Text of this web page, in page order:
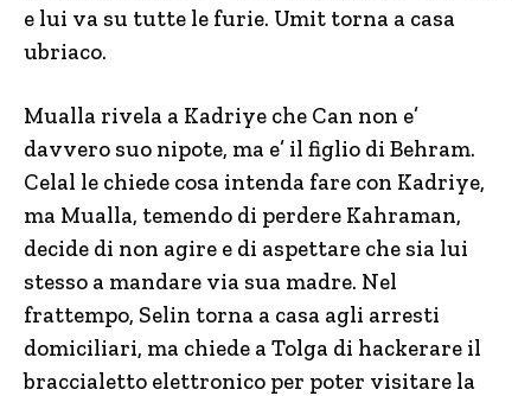
e lui va su tutte le furie. Umit torna a casa
ubriaco.
Mualla rivela a Kadriye che Can non e’
davvero suo nipote, ma e’ il figlio di Behram.
Celal le chiede cosa intenda fare con Kadriye,
ma Mualla, temendo di perdere Kahraman,
decide di non agire e di aspettare che sia lui
stesso a mandare via sua madre. Nel
frattempo, Selin torna a casa agli arresti
domiciliari, ma chiede a Tolga di hackerare il
braccialetto elettronico per poter visitare la